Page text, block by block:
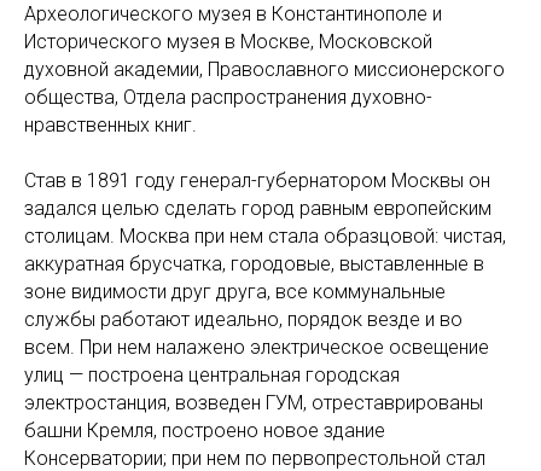
Археологического музея в Константинополе и
Исторического музея в Москве, Московской
духовной академии, Православного миссионерского
общества, Отдела распространения духовно-
нравственных книг.
Став в 1891 году генерал-губернатором Москвы он
задался целью сделать город равным европейским
столицам. Москва при нем стала образцовой: чистая,
аккуратная брусчатка, городовые, выставленные в
зоне видимости друг друга, все коммунальные
службы работают идеально, порядок везде и во
всем. При нем налажено электрическое освещение
улиц — построена центральная городская
электростанция, возведен ГУМ, отреставрированы
башни Кремля, построено новое здание
Консерватории; при нем по первопрестольной стал